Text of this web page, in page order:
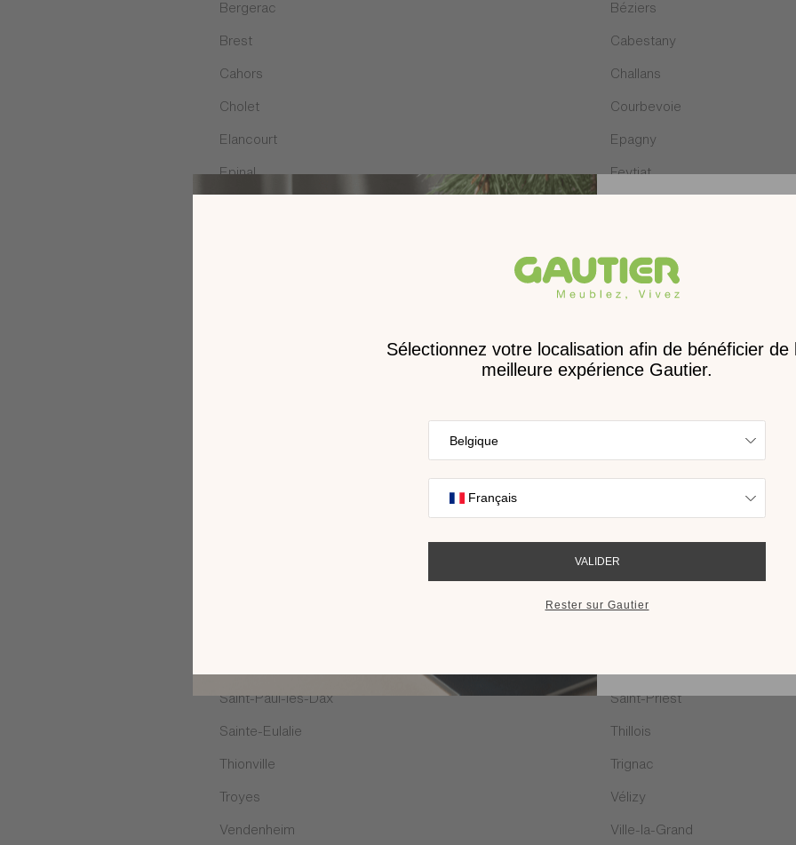
Bergerac Béziers
Brest Cabestany
Cahors Challans
Cholet Courbevoie
Elancourt Epagny
Epinal Feytiat
Lattes
Les Clayes-sous-Bois
Marvejols
Rodez
Saint Malo
Saint-Paul-lès-Dax Saint-Priest
Sainte-Eulalie Thillois
Thionville Trignac
Troyes Vélizy
Vendenheim Ville-la-Grand
nouveau
Trouvez
nos collections
RECEVOIR LE